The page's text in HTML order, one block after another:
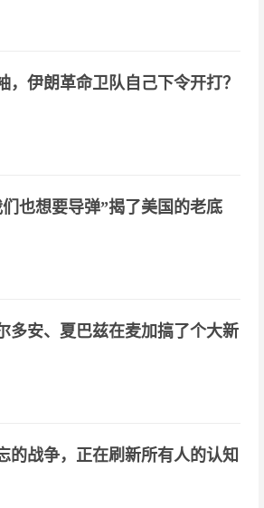
，伊朗革命卫队自己下令开打？
也想要导弹”揭了美国的老底
多安、夏巴兹在麦加搞了个大新
的战争，正在刷新所有人的认知